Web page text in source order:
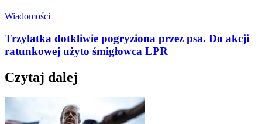
Wiadomości
Trzylatka dotkliwie pogryziona przez psa. Do akcji
ratunkowej użyto śmigłowca LPR
Czytaj dalej